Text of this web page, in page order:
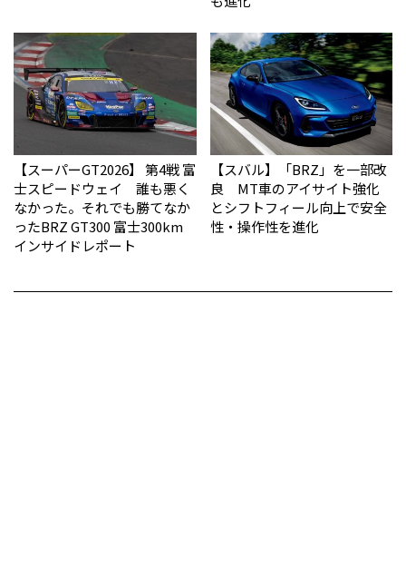
【スーパーGT2026】 第4戦 富
士スピードウェイ 誰も悪く
なかった。それでも勝てなか
った――BRZ GT300 富士300km
インサイドレポート
【スバル】「BRZ」を一部改
良 MT車のアイサイト強化
とシフトフィール向上で安全
性・操作性を進化